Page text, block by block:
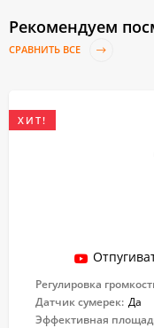
Рекомендуем
СРАВНИТЬ ВСЕ
ХИТ!
Регулировка
Датчик сумерек: Да
Эффективная